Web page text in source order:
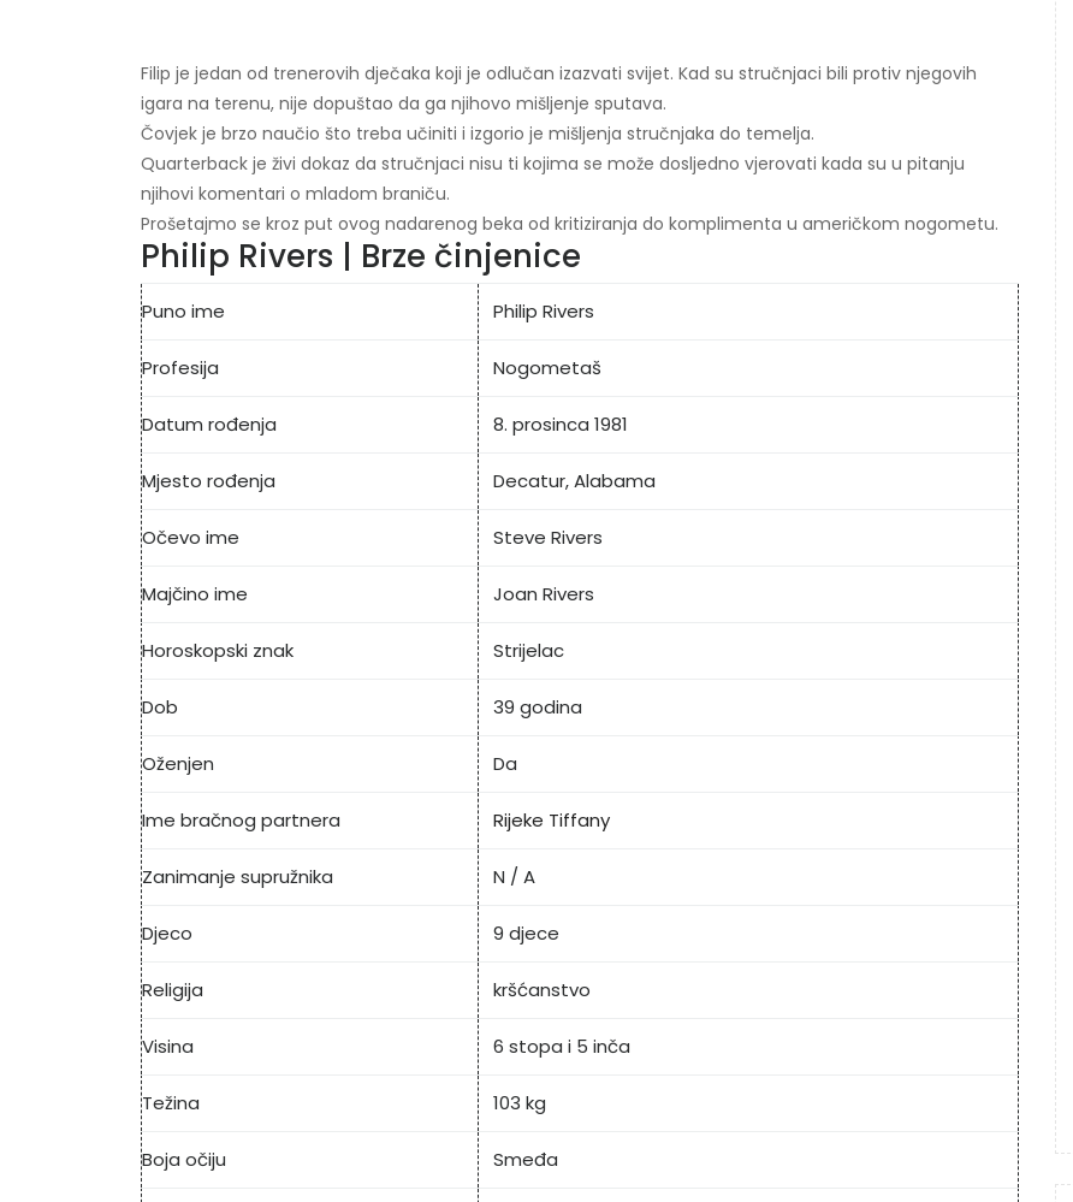
Filip je jedan od trenerovih dječaka koji je odlučan izazvati svijet. Kad su stručnjaci bili protiv njegovih
igara na terenu, nije dopuštao da ga njihovo mišljenje sputava.
Čovjek je brzo naučio što treba učiniti i izgorio je mišljenja stručnjaka do temelja.
Quarterback je živi dokaz da stručnjaci nisu ti kojima se može dosljedno vjerovati kada su u pitanju
njihovi komentari o mladom braniču.
Prošetajmo se kroz put ovog nadarenog beka od kritiziranja do komplimenta u američkom nogometu.
Philip Rivers | Brze činjenice
Puno ime Philip Rivers
Profesija Nogometaš
Datum rođenja 8. prosinca 1981
Mjesto rođenja Decatur, Alabama
Očevo ime Steve Rivers
Majčino ime Joan Rivers
Horoskopski znak Strijelac
Dob 39 godina
Oženjen Da
Ime bračnog partnera Rijeke Tiffany
Zanimanje supružnika N / A
Djeco 9 djece
Religija kršćanstvo
Visina 6 stopa i 5 inča
Težina 103 kg
Boja očiju Smeđa